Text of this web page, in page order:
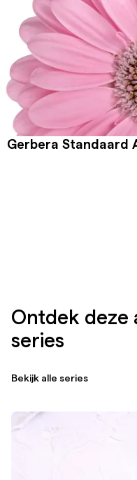
Gerbera Standaard
Ontdek deze
series
Bekijk alle series